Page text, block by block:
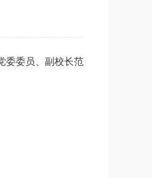
委委员、副校长范